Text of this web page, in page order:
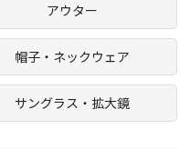
アウター
帽子・ネックウェア
サングラス・拡大鏡